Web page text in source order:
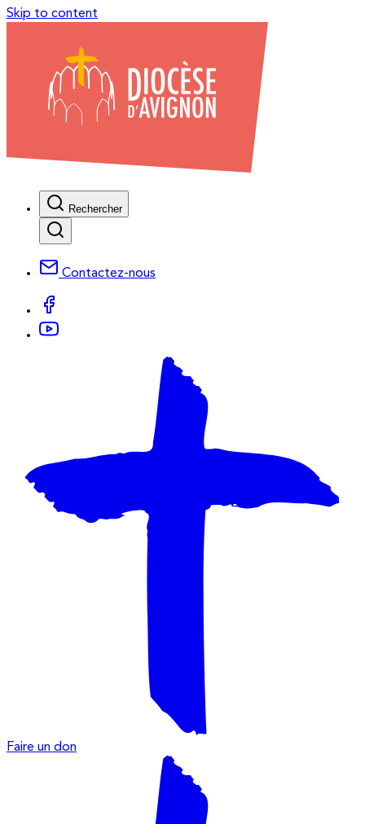
Skip to content
Rechercher
Contactez-nous
Faire un don